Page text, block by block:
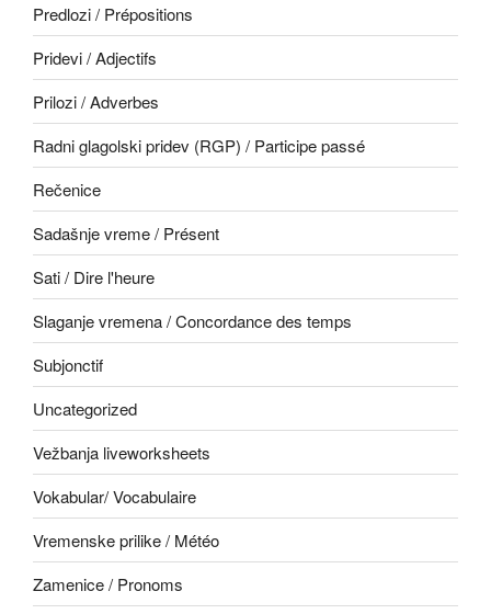
Predlozi / Prépositions
Pridevi / Adjectifs
Prilozi / Adverbes
Radni glagolski pridev (RGP) / Participe passé
Rečenice
Sadašnje vreme / Présent
Sati / Dire l'heure
Slaganje vremena / Concordance des temps
Subjonctif
Uncategorized
Vežbanja liveworksheets
Vokabular/ Vocabulaire
Vremenske prilike / Météo
Zamenice / Pronoms